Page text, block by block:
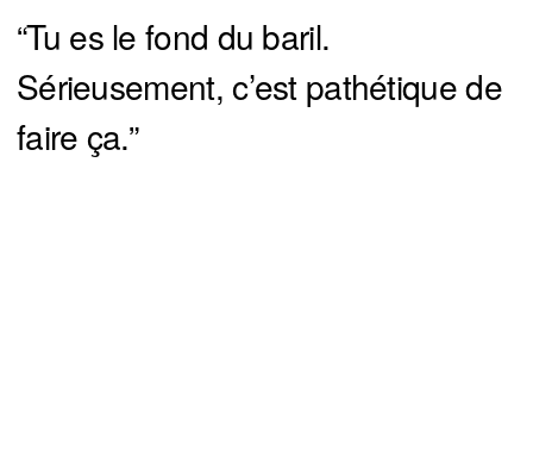
“Tu es le fond du baril.
Sérieusement, c’est pathétique de
faire ça.”